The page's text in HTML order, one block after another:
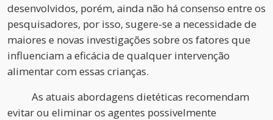
desenvolvidos, porém, ainda não há consenso entre os
pesquisadores, por isso, sugere-se a necessidade de
maiores e novas investigações sobre os fatores que
influenciam a eficácia de qualquer intervenção
alimentar com essas crianças.
As atuais abordagens dietéticas recomendam
evitar ou eliminar os agentes possivelmente